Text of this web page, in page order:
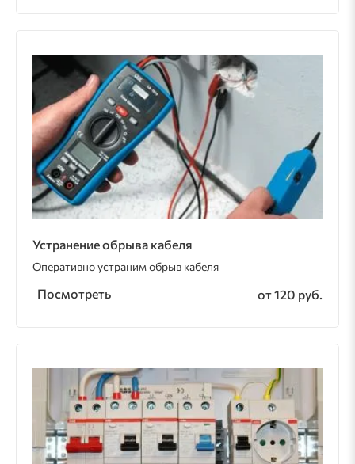
Устранение обрыва кабеля
Оперативно устраним обрыв кабеля
Посмотреть от 120 руб.